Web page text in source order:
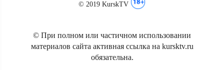
© 2019 KurskTV
© При полном или частичном использовании
материалов сайта активная ссылка на kursktv.ru
обязательна.